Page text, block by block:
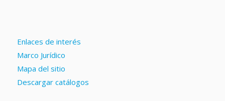
Enlaces de interés
Marco Jurídico
Mapa del sitio
Descargar catálogos